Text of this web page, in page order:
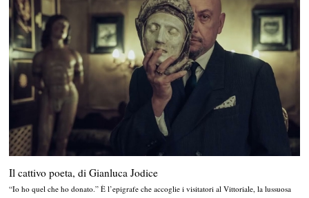
Il cattivo poeta, di Gianluca Jodice
“Io ho quel che ho donato.” È l’epigrafe che accoglie i visitatori al Vittoriale, la lussuosa